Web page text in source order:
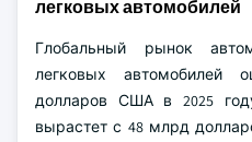
легковых автомобилей
Глобальный рынок
легковых автомобилей
долларов США в 2025
вырастет с 48 млрд